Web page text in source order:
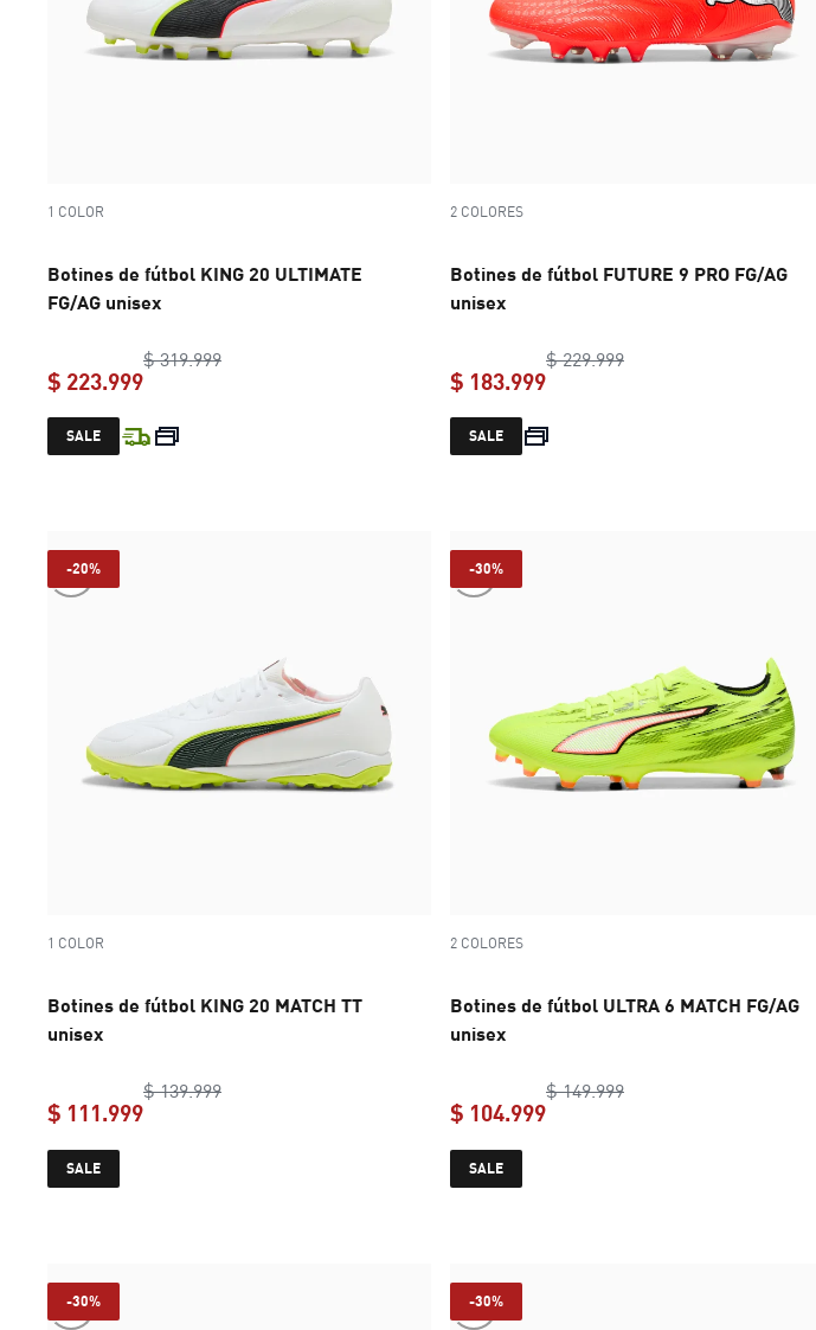
1 COLOR
Botines de fútbol KING 20 ULTIMATE
FG/AG unisex
$ 319.999original price $ 319.999
$ 223.999
current price $ 223.999
SALE
2 COLORES
Botines de fútbol FUTURE 9 PRO FG/AG
unisex
$ 229.999original price $ 229.999
$ 183.999
current price $ 183.999
SALE
-20%
1 COLOR
Botines de fútbol KING 20 MATCH TT
unisex
$ 139.999original price $ 139.999
$ 111.999
SALE
-30%
2 COLORES
Botines de fútbol ULTRA 6 MATCH FG/AG
unisex
$ 149.999original price $ 149.999
$ 104.999
SALE
-30% -30%